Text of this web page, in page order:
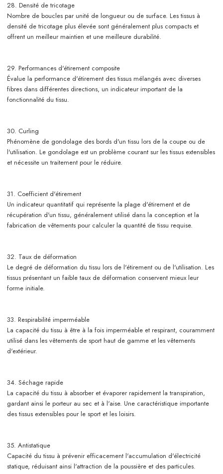
28. Densité de tricotage
Nombre de boucles par unité de longueur ou de surface. Les tissus à
densité de tricotage plus élevée sont généralement plus compacts et
offrent un meilleur maintien et une meilleure durabilité.
29. Performances d'étirement composite
Évalue la performance d'étirement des tissus mélangés avec diverses
fibres dans différentes directions, un indicateur important de la
fonctionnalité du tissu.
30. Curling
Phénomène de gondolage des bords d'un tissu lors de la coupe ou de
l'utilisation. Le gondolage est un problème courant sur les tissus extensibles
et nécessite un traitement pour le réduire.
31. Coefficient d'étirement
Un indicateur quantitatif qui représente la plage d'étirement et de
récupération d'un tissu, généralement utilisé dans la conception et la
fabrication de vêtements pour calculer la quantité de tissu requise.
32. Taux de déformation
Le degré de déformation du tissu lors de l'étirement ou de l'utilisation. Les
tissus présentant un faible taux de déformation conservent mieux leur
forme initiale.
33. Respirabilité imperméable
La capacité du tissu à être à la fois imperméable et respirant, couramment
utilisé dans les vêtements de sport haut de gamme et les vêtements
d'extérieur.
34. Séchage rapide
La capacité du tissu à absorber et évaporer rapidement la transpiration,
gardant ainsi le porteur au sec et à l'aise. Une caractéristique importante
des tissus extensibles pour le sport et les loisirs.
35. Antistatique
Capacité du tissu à prévenir efficacement l'accumulation d'électricité
statique, réduisant ainsi l'attraction de la poussière et des particules.